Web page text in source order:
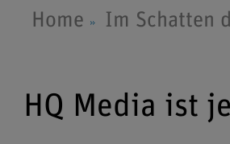
Home Im Schatten
HQ Media ist